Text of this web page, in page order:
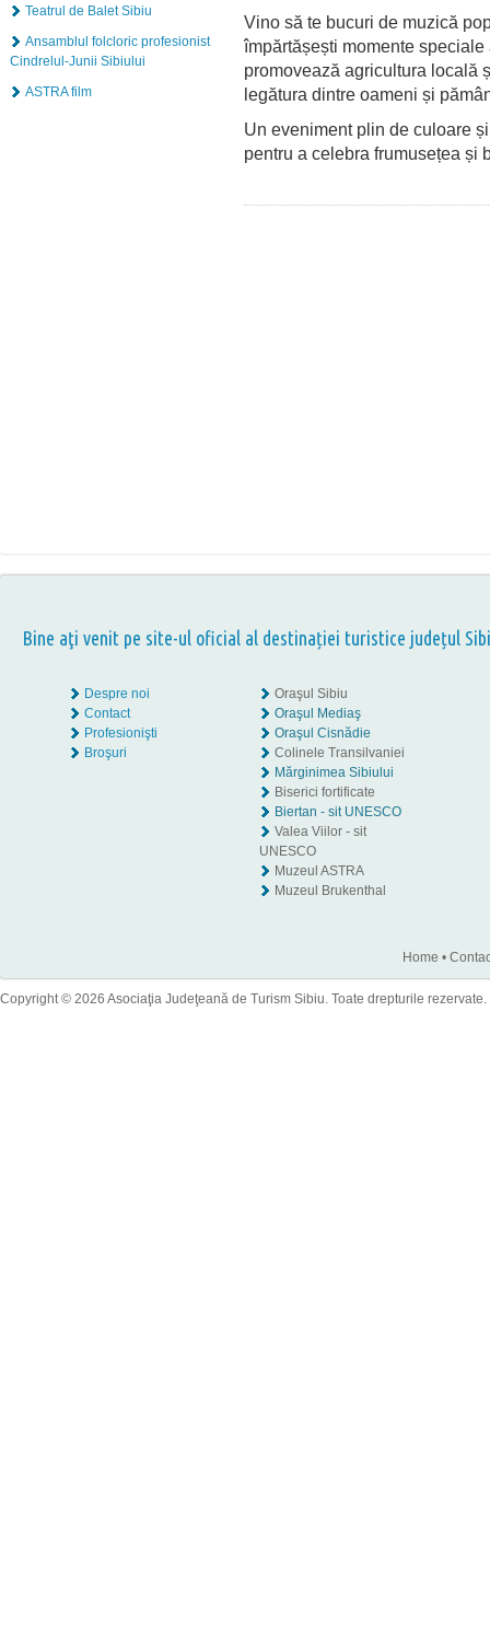
Teatrul de Balet Sibiu
Ansamblul folcloric profesionist
Cindrelul-Junii Sibiului
ASTRA film
Vino să te bucuri de muzică
împărtășești momente
promovează agricultura locală
legătura dintre oameni și
Un eveniment plin de culoare
pentru a celebra frumusețea și
Bine aţi venit pe site-ul oficial al destinației turistice județul
Despre noi
Contact
Profesionişti
Broşuri
Oraşul Sibiu
Oraşul Mediaş
Oraşul Cisnădie
Colinele Transilvaniei
Mărginimea Sibiului
Biserici fortificate
Biertan - sit UNESCO
Valea Viilor - sit
UNESCO
Muzeul ASTRA
Muzeul Brukenthal
Home •
Copyright © 2026 Asociaţia Judeţeană de Turism Sibiu. Toate drepturile rezervate.